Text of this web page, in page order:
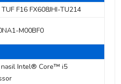
F16 FX608JHI-TU214
M00BF0
nəsil Intel® Core™ i5